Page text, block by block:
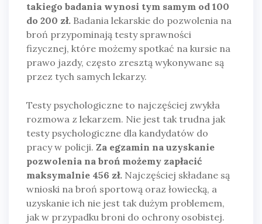
takiego badania wynosi tym samym od 100
do 200 zł. Badania lekarskie do pozwolenia na
broń przypominają testy sprawności
fizycznej, które możemy spotkać na kursie na
prawo jazdy, często zresztą wykonywane są
przez tych samych lekarzy.
Testy psychologiczne to najczęściej zwykła
rozmowa z lekarzem. Nie jest tak trudna jak
testy psychologiczne dla kandydatów do
pracy w policji. Za egzamin na uzyskanie
pozwolenia na broń możemy zapłacić
maksymalnie 456 zł. Najczęściej składane są
wnioski na broń sportową oraz łowiecką, a
uzyskanie ich nie jest tak dużym problemem,
jak w przypadku broni do ochrony osobistej.